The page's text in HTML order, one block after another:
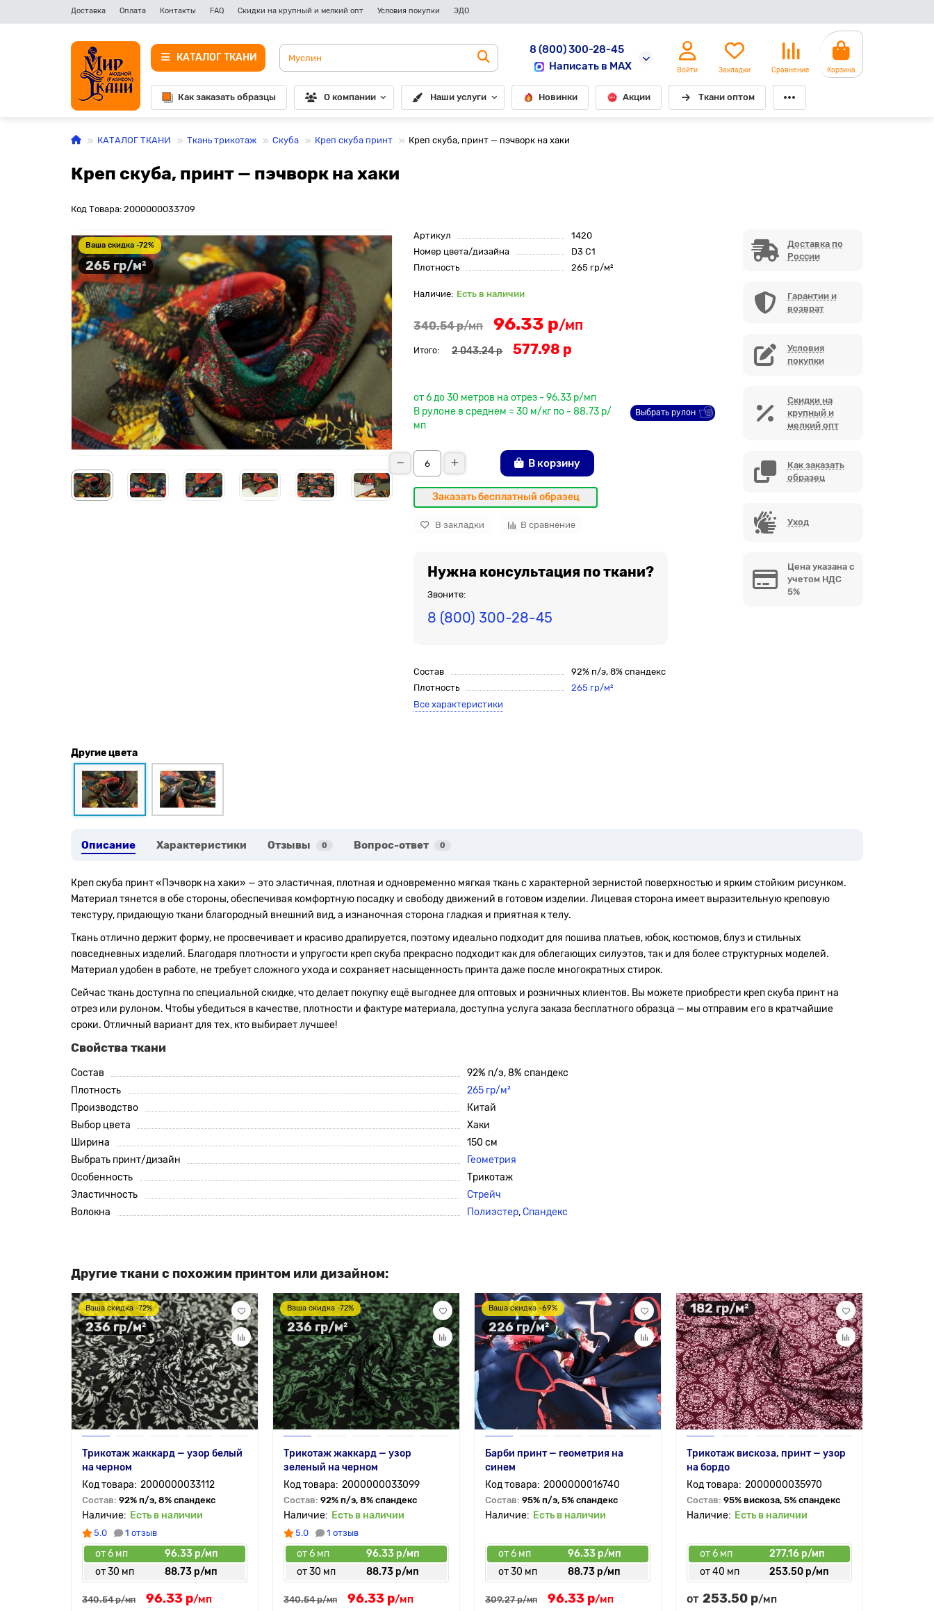
Доставка Оплата Контакты FAQ Скидки на крупный и мелкий опт Условия покупки ЭДО
КАТАЛОГ ТКАНИ
8 (800) 300-28-45
Написать в MAX
Войти Закладки Сравнение Корзина
Как заказать образцы О компании Наши услуги Новинки Акции Ткани оптом
КАТАЛОГ ТКАНИ Ткань трикотаж Скуба Креп скуба принт Креп скуба, принт — пэчворк на хаки
Креп скуба, принт — пэчворк на хаки
Код Товара: 2000000033709
Ваша скидка -72%
265 гр/м²
Артикул
1420
Номер цвета/дизайна
D3 C1
Плотность
265 гр/м²
Есть в наличии
340.54 р/мп 96.33 р/мп
Итого: 2 043.24 р 577.98 р
от 6 до 30 метров на отрез - 96.33 р/мп
В рулоне в среднем = 30 м/кг по - 88.73 р/
мп
Выбрать рулон
В корзину
Заказать бесплатный образец
В закладки В сравнение
Нужна консультация по ткани?
Звоните:
8 (800) 300-28-45
Состав
92% п/э, 8% спандекс
Плотность
265 гр/м²
Все характеристики
Доставка по
России
Гарантии и
возврат
Условия
покупки
Скидки на
крупный и
мелкий опт
Как заказать
образец
Уход
Цена указана с
учетом НДС
5%
Другие цвета
Описание Характеристики Отзывы 0 Вопрос-ответ 0
Креп скуба принт «Пэчворк на хаки» — это эластичная, плотная и одновременно мягкая ткань с характерной зернистой поверхностью и ярким стойким рисунком.
Материал тянется в обе стороны, обеспечивая комфортную посадку и свободу движений в готовом изделии. Лицевая сторона имеет выразительную креповую
текстуру, придающую ткани благородный внешний вид, а изнаночная сторона гладкая и приятная к телу.
Ткань отлично держит форму, не просвечивает и красиво драпируется, поэтому идеально подходит для пошива платьев, юбок, костюмов, блуз и стильных
повседневных изделий. Благодаря плотности и упругости креп скуба прекрасно подходит как для облегающих силуэтов, так и для более структурных моделей.
Материал удобен в работе, не требует сложного ухода и сохраняет насыщенность принта даже после многократных стирок.
Сейчас ткань доступна по специальной скидке, что делает покупку ещё выгоднее для оптовых и розничных клиентов. Вы можете приобрести креп скуба принт на
отрез или рулоном. Чтобы убедиться в качестве, плотности и фактуре материала, доступна услуга заказа бесплатного образца — мы отправим его в кратчайшие
сроки. Отличный вариант для тех, кто выбирает лучшее!
Свойства ткани
Состав
92% п/э, 8% спандекс
Плотность
265 гр/м²
Производство
Китай
Выбор цвета
Хаки
Ширина
150 см
Выбрать принт/дизайн
Геометрия
Особенность
Трикотаж
Эластичность
Стрейч
Волокна
Полиэстер,Спандекс
Другие ткани с похожим принтом или дизайном:
Ваша скидка -72%
236 гр/м²
Трикотаж жаккард — узор белый
на черном
2000000033112
Состав: 92% п/э, 8% спандекс
Есть в наличии
5.0 1 отзыв
от 6 мп
96.33 р/мп
от 30 мп
88.73 р/мп
340.54 р/мп 96.33 р/мп
Ваша скидка -72%
236 гр/м²
Трикотаж жаккард — узор
зеленый на черном
2000000033099
Состав: 92% п/э, 8% спандекс
Есть в наличии
5.0 1 отзыв
от 6 мп
96.33 р/мп
от 30 мп
88.73 р/мп
340.54 р/мп 96.33 р/мп
Ваша скидка -69%
226 гр/м²
Барби принт — геометрия на
синем
2000000016740
Состав: 95% п/э, 5% спандекс
Есть в наличии
от 6 мп
96.33 р/мп
от 30 мп
88.73 р/мп
309.27 р/мп 96.33 р/мп
182 гр/м²
Трикотаж вискоза, принт — узор
на бордо
2000000035970
Состав: 95% вискоза, 5% спандекс
Есть в наличии
от 6 мп
277.16 р/мп
от 40 мп
253.50 р/мп
от 253.50 р/мп